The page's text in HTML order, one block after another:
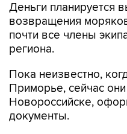
Деньги планируется
возвращения
почти все члены
региона.
Пока неизвестно,
Приморье, сейчас они
Новороссийске,
документы.